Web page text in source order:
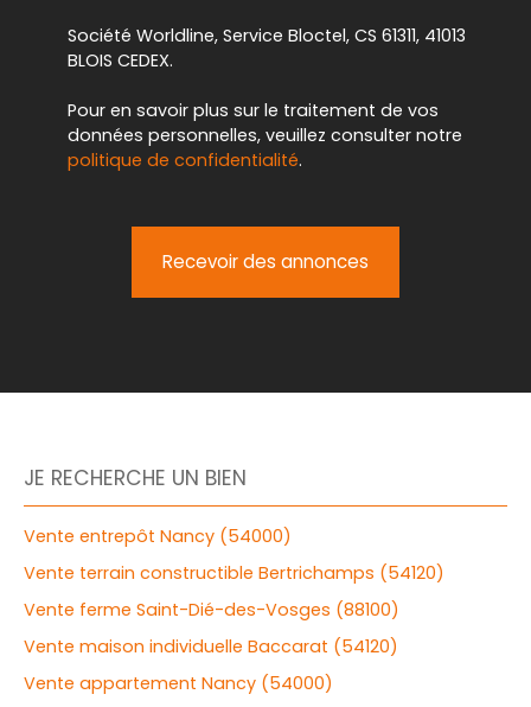
Société Worldline, Service Bloctel, CS 61311, 41013
BLOIS CEDEX.
Pour en savoir plus sur le traitement de vos
données personnelles, veuillez consulter notre
politique de confidentialité.
Recevoir des annonces
JE RECHERCHE UN BIEN
Vente entrepôt Nancy (54000)
Vente terrain constructible Bertrichamps (54120)
Vente ferme Saint-Dié-des-Vosges (88100)
Vente maison individuelle Baccarat (54120)
Vente appartement Nancy (54000)